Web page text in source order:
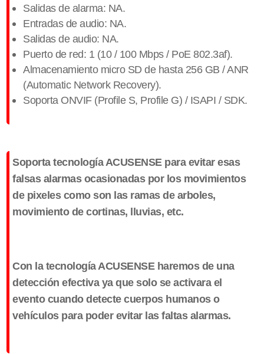
Salidas de alarma: NA.
Entradas de audio: NA.
Salidas de audio: NA.
Puerto de red: 1 (10 / 100 Mbps / PoE 802.3af).
Almacenamiento micro SD de hasta 256 GB / ANR
(Automatic Network Recovery).
Soporta ONVIF (Profile S, Profile G) / ISAPI / SDK.
Soporta tecnología ACUSENSE para evitar esas
falsas alarmas ocasionadas por los movimientos
de pixeles como son las ramas de arboles,
movimiento de cortinas, lluvias, etc.
Con la tecnología ACUSENSE haremos de una
detección efectiva ya que solo se activara el
evento cuando detecte cuerpos humanos o
vehículos para poder evitar las faltas alarmas.